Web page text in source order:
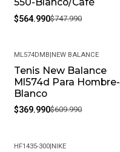
$564.990$747.990
-39%
ML574DMB NEW BALANCE
Tenis New Balance
Ml574d Para Hombre-
Blanco
$369.990$609.990
HF1435-300| NIKE